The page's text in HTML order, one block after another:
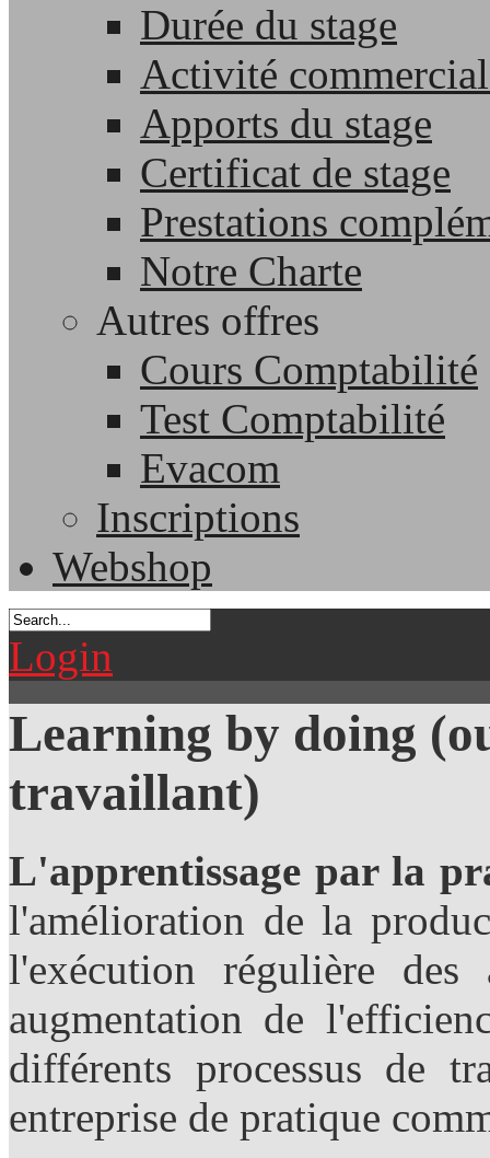
Durée du stage
Activité
Apports du stage
Certificat de stage
Prestations
Notre Charte
Autres offres
Cours Comptabilité
Test Comptabilité
Evacom
Inscriptions
Webshop
Login
Learning by doing
travaillant)
L'apprentissage par la
l'amélioration de la
l'exécution régulière des
augmentation de
différents processus de
entreprise de pratique